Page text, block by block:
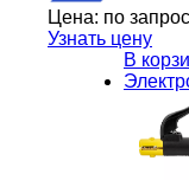
Цена: по
Узнать цену
В